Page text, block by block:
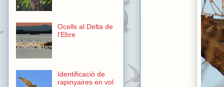
Ocells al Delta de
l'Ebre
Identificació de
rapinyaires en vol